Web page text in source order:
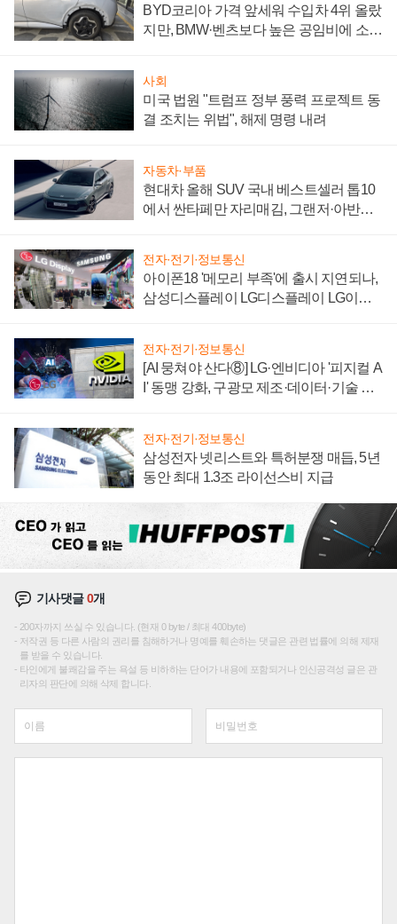
BYD코리아 가격 앞세워 수입차 4위 올랐
지만, BMW·벤츠보다 높은 공임비에 소비
사회
미국 법원 "트럼프 정부 풍력 프로젝트 동
결 조치는 위법", 해제 명령 내려
자동차·부품
현대차 올해 SUV 국내 베스트셀러 톱10
에서 싼타페만 자리매김, 그랜저·아반떼
전자·전기·정보통신
아이폰18 '메모리 부족'에 출시 지연되나,
삼성디스플레이 LG디스플레이 LG이노
전자·전기·정보통신
[AI 뭉쳐야 산다⑧] LG·엔비디아 '피지컬 A
I' 동맹 강화, 구광모 제조·데이터·기술 결
전자·전기·정보통신
삼성전자 넷리스트와 특허분쟁 매듭, 5년
동안 최대 1.3조 라이선스비 지급
기사댓글0개
200자까지 쓰실 수 있습니다. (현재 0 byte / 최대 400byte)
저작권 등 다른 사람의 권리를 침해하거나 명예를 훼손하는 댓글은 관련 법률에 의해 제재
를 받을 수 있습니다.
타인에게 불쾌감을 주는 욕설 등 비하하는 단어가 내용에 포함되거나 인신공격성 글은 관
리자의 판단에 의해 삭제 합니다.